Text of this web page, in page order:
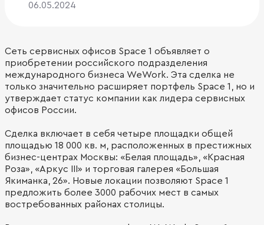
06.05.2024
Сеть сервисных офисов Space 1 объявляет о
приобретении российского подразделения
международного бизнеса WeWork. Эта сделка не
только значительно расширяет портфель Space 1, но и
утверждает статус компании как лидера сервисных
офисов России.
Сделка включает в себя четыре площадки общей
площадью 18 000 кв. м, расположенных в престижных
бизнес-центрах Москвы: «Белая площадь», «Красная
Роза», «Аркус III» и торговая галерея «Большая
Якиманка, 26». Новые локации позволяют Space 1
предложить более 3000 рабочих мест в самых
востребованных районах столицы.